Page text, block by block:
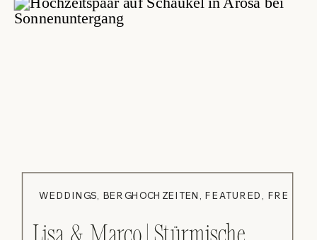
WEDDINGS BERGHOCHZEITEN ,FEATURED FREIE